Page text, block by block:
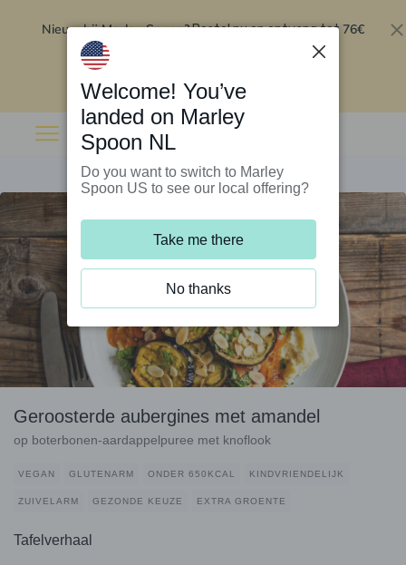
Nieuw bij Marley Spoon?Bestel nu en ontvang tot 76€
Geroosterde aubergines met amandel
op boterbonen-aardappelpuree met knoflook
VEGAN GLUTENARM ONDER 650KCAL KINDVRIENDELIJK
ZUIVELARM GEZONDE KEUZE EXTRA GROENTE
Tafelverhaal
Welcome! You’ve
landed on Marley
Spoon NL
Do you want to switch to Marley
Spoon US to see our local offering?
Take me there
No thanks